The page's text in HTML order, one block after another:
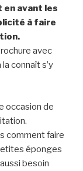
avant les
à faire
avec
connaît s’y
occasion de
comment faire
éponges
besoin